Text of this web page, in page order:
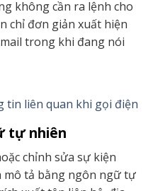
không cần ra lệnh cho
chỉ đơn giản xuất hiện
trong khi đang nói
tự nhiên
chỉnh sửa sự kiện
mô tả bằng ngôn ngữ tự